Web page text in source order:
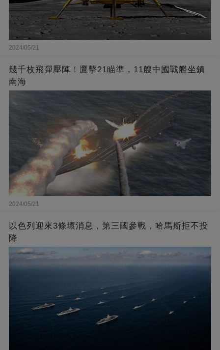
2024/05/21
幾千枚飛彈壓陣！鷹擊21瞄準，11艘中國戰艦坐鎮
南海
2024/05/21
以色列迎來3條壞消息，第三國參戰，哈馬斯拒不投
降